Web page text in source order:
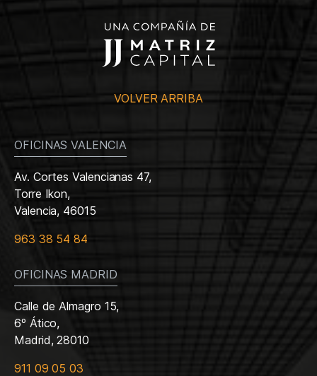
VOLVER ARRIBA
OFICINAS VALENCIA
Av. Cortes Valencianas 47,
Torre Ikon,
Valencia, 46015
963 38 54 84
OFICINAS MADRID
Calle de Almagro 15,
6º Ático,
Madrid, 28010
911 09 05 03